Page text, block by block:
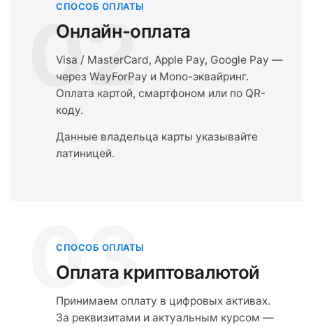
02
СПОСОБ ОПЛАТЫ
Онлайн-оплата
Visa / MasterCard, Apple Pay, Google Pay —
через WayForPay и Mono-эквайринг.
Оплата картой, смартфоном или по QR-
коду.
Данные владельца карты указывайте
латиницей.
03
СПОСОБ ОПЛАТЫ
Оплата криптовалютой
Принимаем оплату в цифровых активах.
За реквизитами и актуальным курсом —